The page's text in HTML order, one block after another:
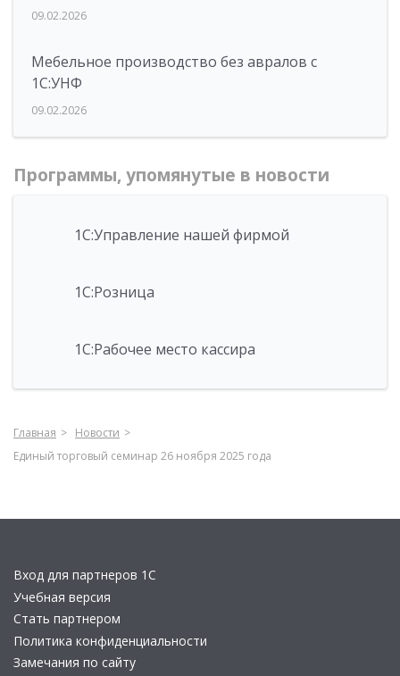
09.02.2026
Мебельное производство без авралов с
1С:УНФ
09.02.2026
Программы, упомянутые в новости
1С:Управление нашей фирмой
1С:Розница
1С:Рабочее место кассира
Главная
Новости
Единый торговый семинар 26 ноября 2025 года
Вход для партнеров 1С
Учебная версия
Стать партнером
Политика конфиденциальности
Замечания по сайту